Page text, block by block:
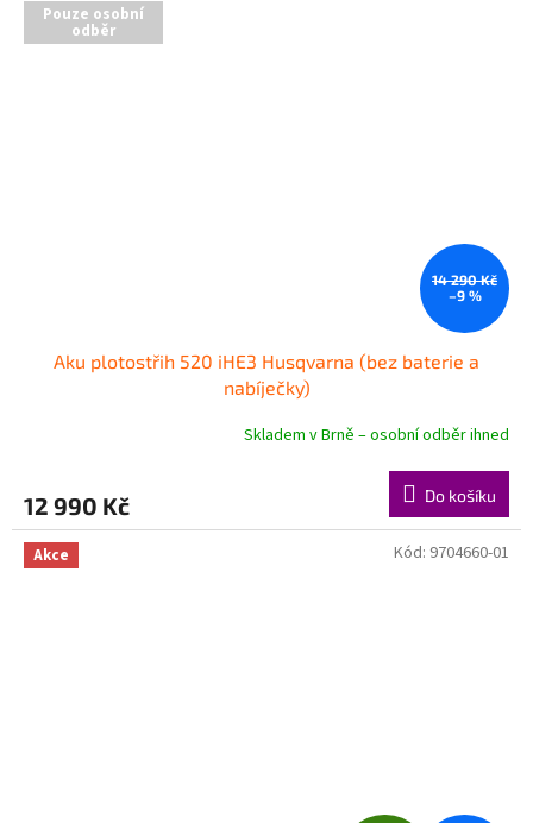
Pouze osobní
odběr
14 290 Kč
–9 %
Aku plotostřih 520 iHE3 Husqvarna (bez baterie a
nabíječky)
Skladem v Brně – osobní odběr ihned
12 990 Kč Do košíku
Akce Kód: 9704660-01